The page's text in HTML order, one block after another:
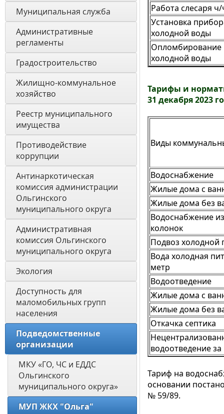
Муниципальная служба
Административные
регламенты
Градостроительство
Жилищно-коммунальное
хозяйство
Реестр муниципального
имущества
Противодействие
коррупции
Антинаркотическая
комиссия администрации
Ольгинского
муниципального округа
Административная
комиссия Ольгинского
муниципального округа
Экология
Доступность для
маломобильных групп
населения
Подведомственные
организации
МКУ «ГО, ЧС и ЕДДС
Ольгинского
муниципального округа»
МУП ЖКХ "Ольга"
Работа слесаря
Установка
холодной воды
Опломбирование
холодной воды
Тарифы и
31 декабря 2023
Виды
Водоснабжение
Жилые дома с
Жилые дома без
Водоснабжение
колонок
Подвоз холодной
Вода холодная
метр
Водоотведение
Жилые дома с
Жилые дома без
Откачка септика
водоотведение
Тариф на
основании
№ 59/89.